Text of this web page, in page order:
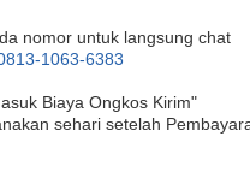
nomor untuk langsung chat
1063-6383
Biaya Ongkos Kirim"
sehari setelah